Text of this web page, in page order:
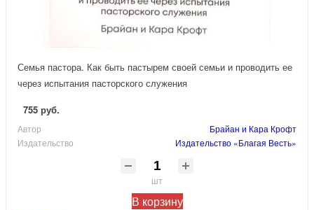
Семья пастора. Как быть пастырем своей семьи и проводить ее
через испытания пасторского служения
755 руб.
Автор
Брайан и Кара Крофт
Издательство
Издательство «Благая Весть»
шт
В корзину